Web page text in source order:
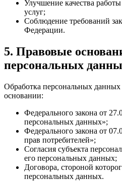
Улучшение качества
услуг;
Соблюдение требований
Федерации.
5. Правовые
персональных
Обработка персональных данных
основании:
Федерального закона от
персональных данных»;
Федерального закона от
прав потребителей»;
Согласия субъекта
его персональных данных;
Договора, стороной
персональных данных.